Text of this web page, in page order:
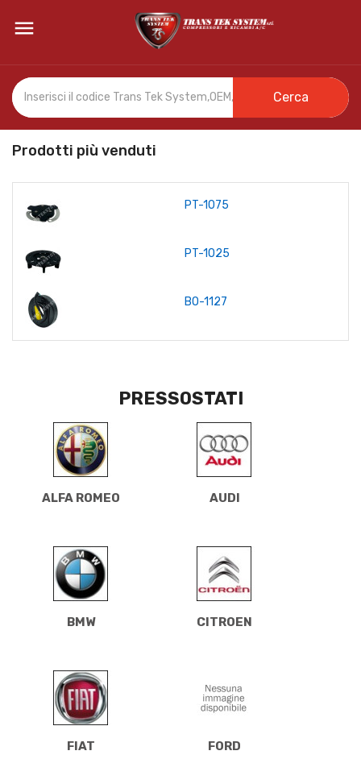

Cerca
Prodotti più venduti
PT-1075
PT-1025
BO-1127
PRESSOSTATI
ALFA ROMEO AUDI
BMW CITROEN
FIAT FORD